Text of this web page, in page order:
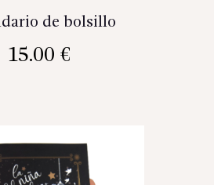
de bolsillo
15.00 €